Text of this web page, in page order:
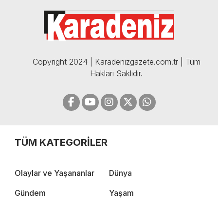
05.12.2024
Copyright 2024 | Karadenizgazete.com.tr | Tüm
Hakları Saklıdır.
TÜM KATEGORİLER
Olaylar ve Yaşananlar Dünya
Gündem Yaşam